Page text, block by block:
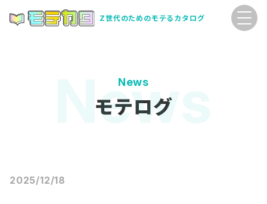
Z世代のためのモテるカタログ
News
モテログ
2025/12/18